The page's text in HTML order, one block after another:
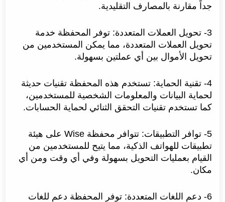
جداً مقارنة بالمصارف التقليدية.
3- تحويل العملات المتعددة: توفر المحفظة خدمة
تحويل العملات المتعددة، مما يمكن المستخدمين من
تحويل الأموال بين أي عملتين بسهولة.
4- تقنية الحماية: تستخدم هذه المحفظة تقنيات حديثة
لحماية البيانات والمعلومات الشخصية للمستخدمين،
كما تستخدم تقنيات التحقق الثنائي لحماية الحسابات.
5- توافر التطبيقات: تتوافر محفظة Wise على هيئة
تطبيقات للهواتف الذكية، مما يتيح للمستخدمين من
القيام بعمليات التحويل بسهولة وفي أي وقت ومن أي
مكان.
6- دعم اللغات المتعددة: توفر المحفظة دعم للغات